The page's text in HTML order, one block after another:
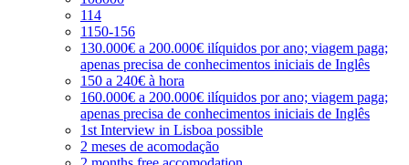
114
1150-156
130.000€ a 200.000€ ilíquidos por ano; viagem paga;
apenas precisa de conhecimentos iniciais de Inglês
150 a 240€ à hora
160.000€ a 200.000€ ilíquidos por ano; viagem paga;
apenas precisa de conhecimentos iniciais de Inglês
1st Interview in Lisboa possible
2 meses de acomodação